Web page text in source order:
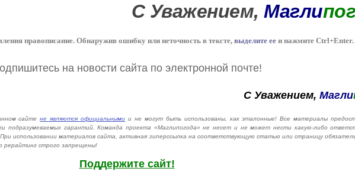
С Уважением, Магли
правописание. Обнаружив ошибку или неточность в тексте, выделите ее и нажмите Ctrl+Enter.
на новости сайта по электронной почте!
С Уважением, Магли
сайтене являются официальными и не могут быть использованы, как эталонные! Все материалы
подразумеваемых гарантий. Команда проекта «Маглипогода» не несет и не может нести какую-либо
использовании материалов сайта, активная гиперссылка на соответствующую статью или страницу
рерайтинг строго запрещены!
Поддержите сайт!